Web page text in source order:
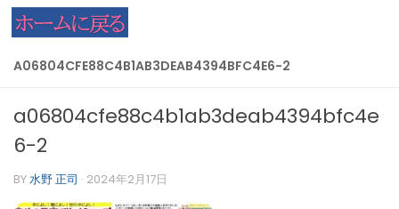
コンテンツへスキップ
A06804CFE88C4B1AB3DEAB4394BFC4E6-2
a06804cfe88c4b1ab3deab4394bfc4e
6-2
BY水野 正司 · 2024年2月17日